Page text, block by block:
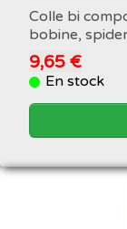
Colle bi
bobine,
9,65 €
En stock